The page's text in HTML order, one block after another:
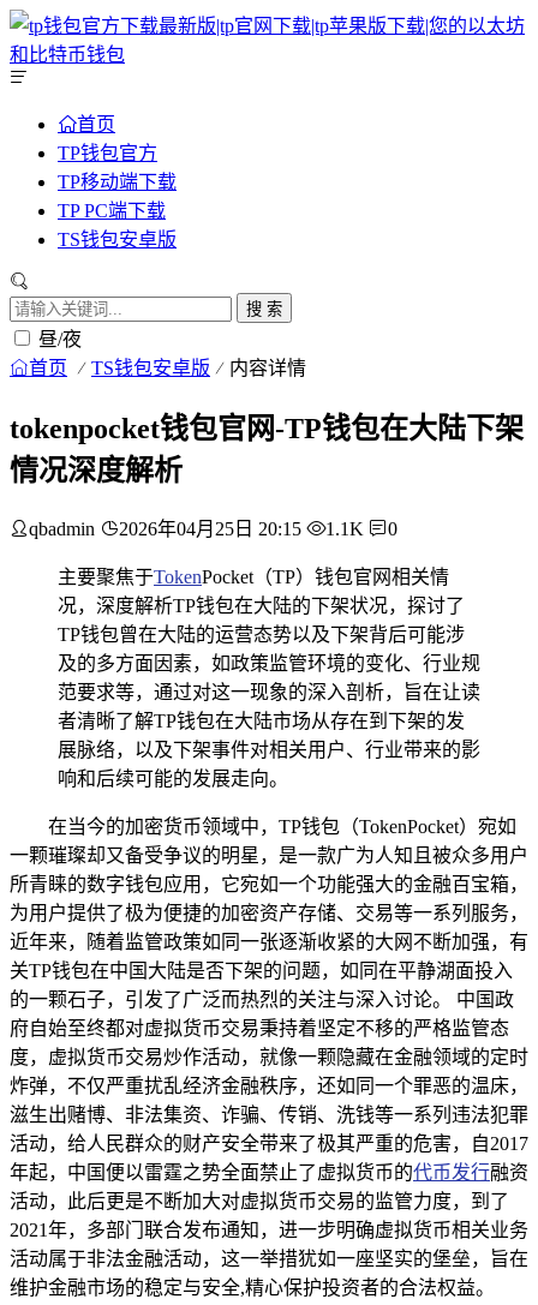
首页
TP钱包官方
TP移动端下载
TP PC端下载
TS钱包安卓版
搜 索
昼/夜
首页 TS钱包安卓版 内容详情
tokenpocket钱包官网-TP钱包在大陆下架
情况深度解析
qbadmin 2026年04月25日 20:15 1.1K 0
主要聚焦于TokenPocket（TP）钱包官网相关情
况，深度解析TP钱包在大陆的下架状况，探讨了
TP钱包曾在大陆的运营态势以及下架背后可能涉
及的多方面因素，如政策监管环境的变化、行业规
范要求等，通过对这一现象的深入剖析，旨在让读
者清晰了解TP钱包在大陆市场从存在到下架的发
展脉络，以及下架事件对相关用户、行业带来的影
响和后续可能的发展走向。
在当今的加密货币领域中，TP钱包（TokenPocket）宛如
一颗璀璨却又备受争议的明星，是一款广为人知且被众多用户
所青睐的数字钱包应用，它宛如一个功能强大的金融百宝箱，
为用户提供了极为便捷的加密资产存储、交易等一系列服务，
近年来，随着监管政策如同一张逐渐收紧的大网不断加强，有
关TP钱包在中国大陆是否下架的问题，如同在平静湖面投入
的一颗石子，引发了广泛而热烈的关注与深入讨论。 中国政
府自始至终都对虚拟货币交易秉持着坚定不移的严格监管态
度，虚拟货币交易炒作活动，就像一颗隐藏在金融领域的定时
炸弹，不仅严重扰乱经济金融秩序，还如同一个罪恶的温床，
滋生出赌博、非法集资、诈骗、传销、洗钱等一系列违法犯罪
活动，给人民群众的财产安全带来了极其严重的危害，自2017
年起，中国便以雷霆之势全面禁止了虚拟货币的代币发行融资
活动，此后更是不断加大对虚拟货币交易的监管力度，到了
2021年，多部门联合发布通知，进一步明确虚拟货币相关业务
活动属于非法金融活动，这一举措犹如一座坚实的堡垒，旨在
维护金融市场的稳定与安全,精心保护投资者的合法权益。